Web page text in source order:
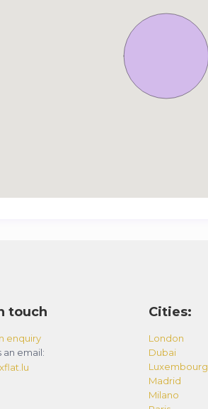
touch
enquiry
an email:
Cities:
London
Dubai
Luxembourg
Madrid
Milano